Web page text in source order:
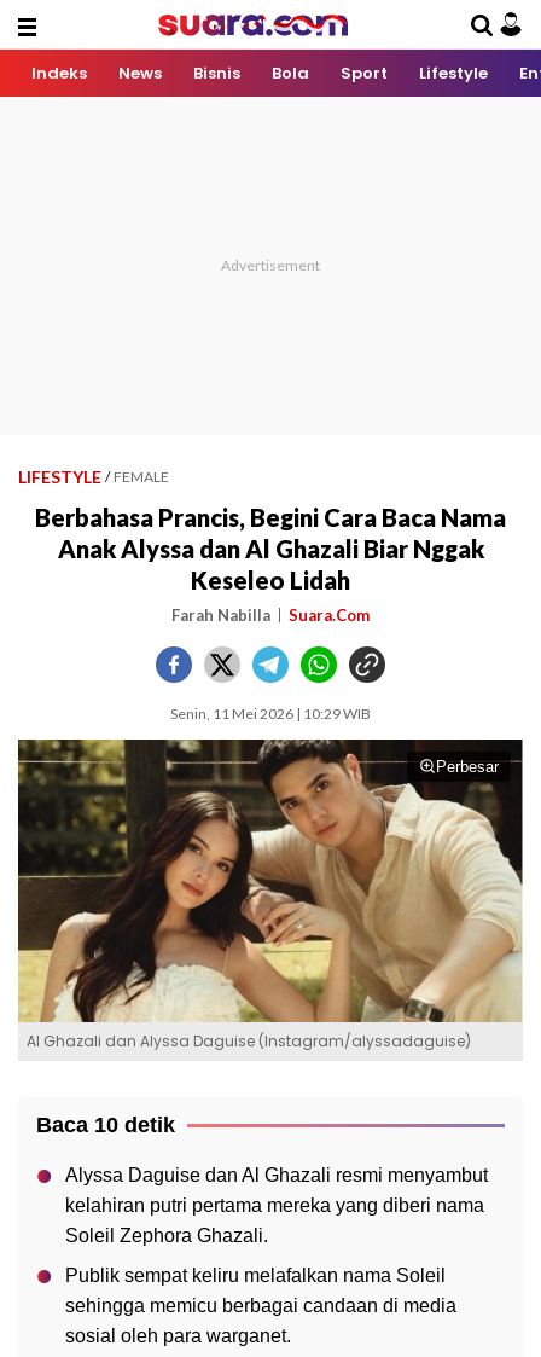
Indeks News Bisnis Bola Sport Lifestyle
LIFESTYLE / FEMALE
Berbahasa Prancis, Begini Cara Baca Nama
Anak Alyssa dan Al Ghazali Biar Nggak
Keseleo Lidah
Farah Nabilla Suara.Com
Senin, 11 Mei 2026 | 10:29 WIB
Perbesar
Al Ghazali dan Alyssa Daguise (Instagram/alyssadaguise)
Baca 10 detik
Alyssa Daguise dan Al Ghazali resmi menyambut
kelahiran putri pertama mereka yang diberi nama
Soleil Zephora Ghazali.
Publik sempat keliru melafalkan nama Soleil
sehingga memicu berbagai candaan di media
sosial oleh para warganet.